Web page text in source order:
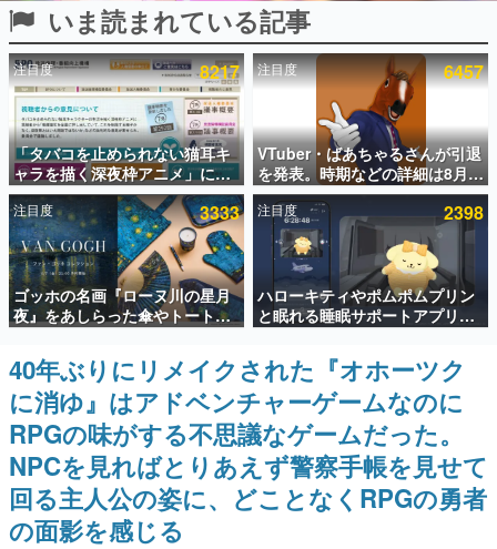
殿堂入り記事
SNS拡散数が数千以上！ ページビュー数万以上！ などな
ど。多くの人々に読まれた、電ファミ渾身の“殿堂入り”記
事をまとめました。
ゲームの企画書
名作ゲームクリエイターの方々に製作時のエピソードをお
聞きし、ヒットする企画（ゲーム）とは何か？を探ってい
きます。
赫本
この物語を解いてはいけない。『赫本』は、〈試験問題〉
の形をした短編ホラー小説集です。
新世代に訊く
これからのデジタルゲーム市場を担う若きクリエイター達
の姿を追い、彼らのルーツと情熱を探っていきます。
ゲーム世代の作家たち
ゲームに多大な影響を受けた作家さんに取材し、ゲームが
日本のコンテンツ産業やカルチャーに与えた影響を探る企
画です。
日本モバイルゲーム産業史
日本のモバイルゲーム史における主要なトピック・タイト
ルを網羅するほか、開発者へのインタビューや識者による
解説を掲載。約20年の歴史が一望できる決定版！
いま読まれている記事
注目度 8217
「タバコを止められない猫耳キ
ャラを描く深夜枠アニメ」に視
聴者の一部から批判意見。違法
薬物の使用と思しき描写も含め
て、BPOが議論を交わす
注目度 6457
VTuber・ばあちゃるさんが引退
を発表。時期などの詳細は8月9
日15時からの配信で説明
注目度 3333
ゴッホの名画『ローヌ川の星月
夜』をあしらった傘やトートバ
ッグなどが登場。8月7日21時よ
り2日間限定で予約販売
注目度 2398
ハローキティやポムポムプリン
と眠れる睡眠サポートアプリ
『ゆめたび』が配信中。キャラ
ごとのASMRや目覚ましアラー
ムも搭載
40年ぶりにリメイクされた『オホーツク
に消ゆ』はアドベンチャーゲームなのに
RPGの味がする不思議なゲームだった。
NPCを見ればとりあえず警察手帳を見せて
回る主人公の姿に、どことなくRPGの勇者
の面影を感じる